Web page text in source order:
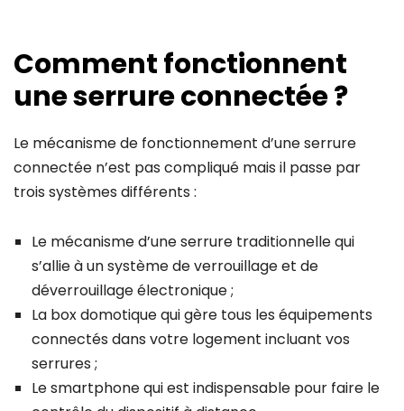
Comment fonctionnent
une serrure connectée ?
Le mécanisme de fonctionnement d’une serrure
connectée n’est pas compliqué mais il passe par
trois systèmes différents :
Le mécanisme d’une serrure traditionnelle qui
s’allie à un système de verrouillage et de
déverrouillage électronique ;
La box domotique qui gère tous les équipements
connectés dans votre logement incluant vos
serrures ;
Le smartphone qui est indispensable pour faire le